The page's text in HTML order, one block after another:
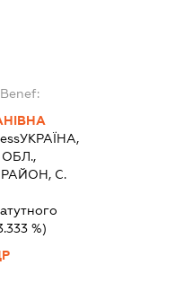
УКРАЇНА,
ОБЛ.,
С.
%)